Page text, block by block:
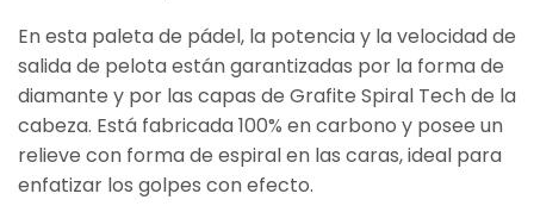
En esta paleta de pádel, la potencia y la velocidad de
salida de pelota están garantizadas por la forma de
diamante y por las capas de Grafite Spiral Tech de la
cabeza. Está fabricada 100% en carbono y posee un
relieve con forma de espiral en las caras, ideal para
enfatizar los golpes con efecto.